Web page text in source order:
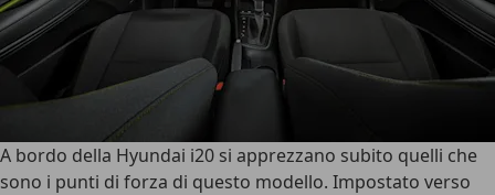
A bordo della Hyundai i20 si apprezzano subito quelli che
sono i punti di forza di questo modello. Impostato verso